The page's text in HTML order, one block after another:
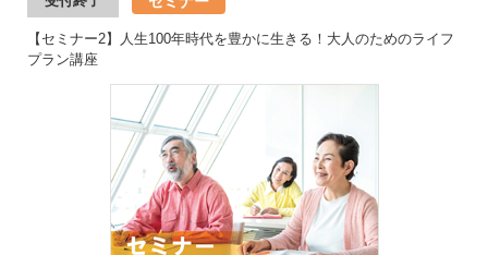
【セミナー2】人生100年時代を豊かに生きる！大人のためのライフ
プラン講座